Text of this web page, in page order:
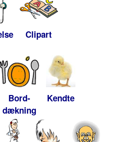
Clipart
Bord-
dækning
Kendte